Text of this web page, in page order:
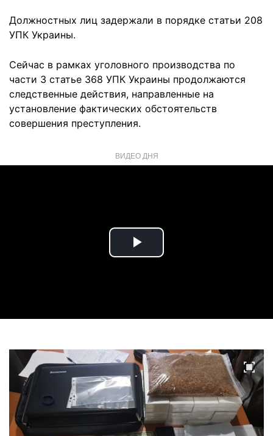
Должностных лиц задержали в порядке статьи 208
УПК Украины.
Сейчас в рамках уголовного производства по
части 3 статье 368 УПК Украины продолжаются
следственные действия, направленные на
установление фактических обстоятельств
совершения преступления.
ВИДЕО ДНЯ
Play